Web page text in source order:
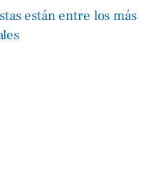
están entre los más